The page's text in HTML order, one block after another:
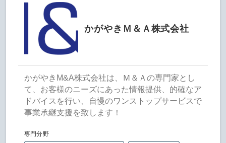
かがやきＭ＆Ａ株式会社
かがやきM&A株式会社は、Ｍ＆Ａの専門家とし
て、お客様のニーズにあった情報提供、的確なア
ドバイスを行い、自慢のワンストップサービスで
事業承継支援を致します！
専門分野